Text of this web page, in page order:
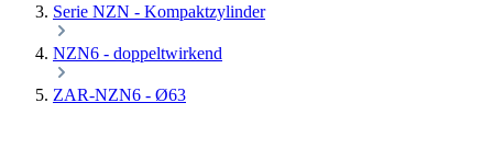
Serie NZN - Kompaktzylinder
NZN6 - doppeltwirkend
ZAR-NZN6 - Ø63